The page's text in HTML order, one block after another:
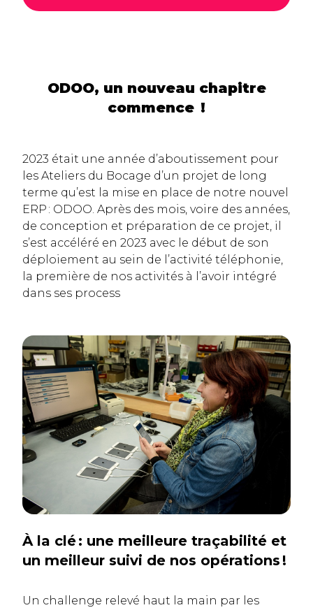
ODOO, un nouveau chapitre
commence !
2023 était une année d’aboutissement pour
les Ateliers du Bocage d’un projet de long
terme qu’est la mise en place de notre nouvel
ERP : ODOO. Après des mois, voire des années,
de conception et préparation de ce projet, il
s’est accéléré en 2023 avec le début de son
déploiement au sein de l’activité téléphonie,
la première de nos activités à l’avoir intégré
dans ses process
À la clé : une meilleure traçabilité et
un meilleur suivi de nos opérations !
Un challenge relevé haut la main par les